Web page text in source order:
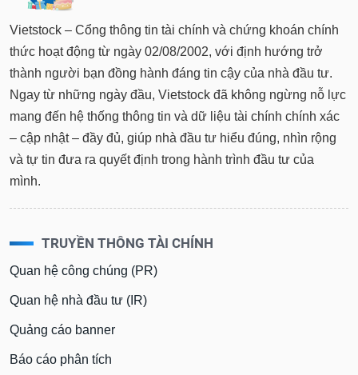
Vietstock – Cổng thông tin tài chính và chứng khoán chính
thức hoạt động từ ngày 02/08/2002, với định hướng trở
thành người bạn đồng hành đáng tin cậy của nhà đầu tư.
Ngay từ những ngày đầu, Vietstock đã không ngừng nỗ lực
mang đến hệ thống thông tin và dữ liệu tài chính chính xác
– cập nhật – đầy đủ, giúp nhà đầu tư hiểu đúng, nhìn rộng
và tự tin đưa ra quyết định trong hành trình đầu tư của
mình.
TRUYỀN THÔNG TÀI CHÍNH
Quan hệ công chúng (PR)
Quan hệ nhà đầu tư (IR)
Quảng cáo banner
Báo cáo phân tích